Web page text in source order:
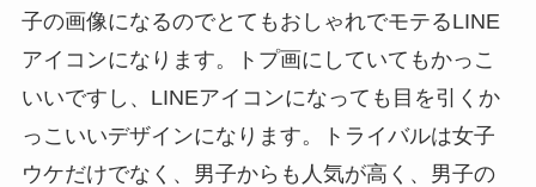
子の画像になるのでとてもおしゃれでモテるLINE
アイコンになります。トプ画にしていてもかっこ
いいですし、LINEアイコンになっても目を引くか
っこいいデザインになります。トライバルは女子
ウケだけでなく、男子からも人気が高く、男子の